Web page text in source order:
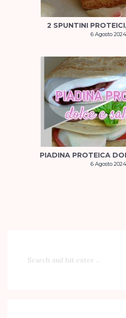
2 SPUNTINI
6 Agosto 2024
PIADINA PROTEICA
6 Agosto 2024